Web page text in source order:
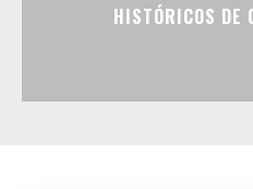
HISTÓRICOS DE